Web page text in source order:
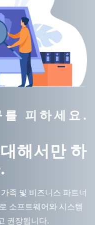
를 피하세요.
해서만 하
족 및 비즈니스 파트너
소프트웨어와 시스템
권장됩니다.